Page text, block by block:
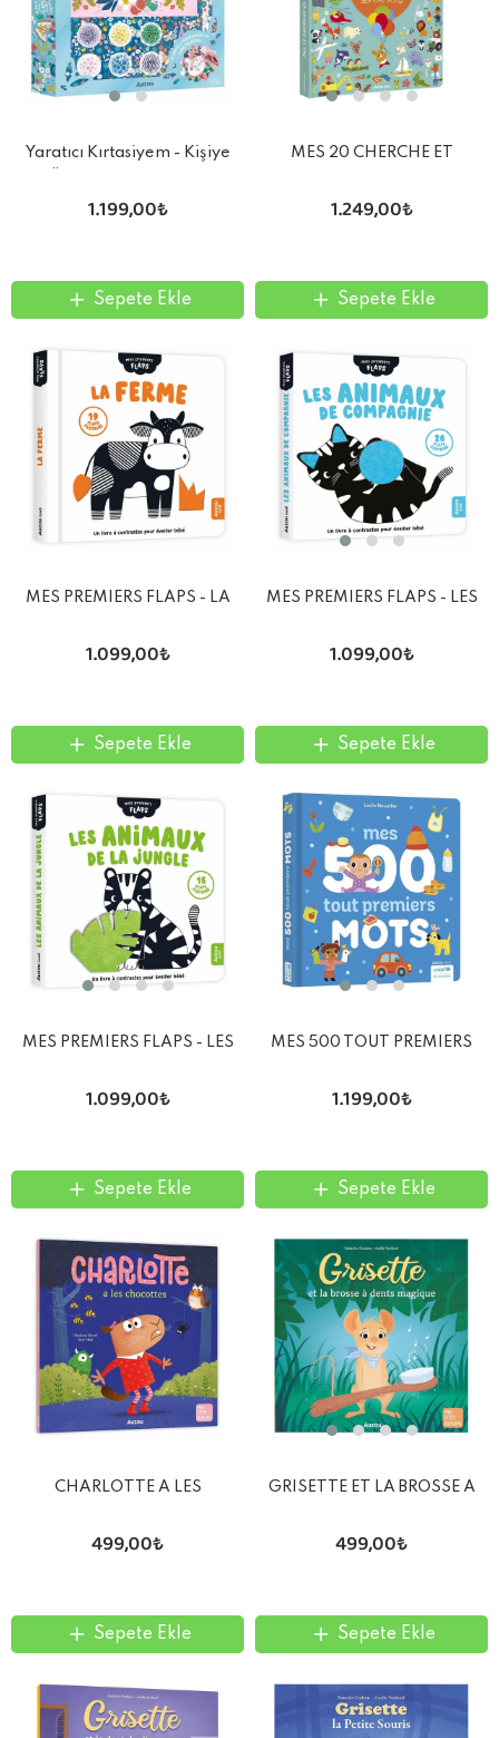
Yaratıcı Kırtasiyem - Kişiye
1.199,00₺
Sepete Ekle
MES 20 CHERCHE ET
1.249,00₺
Sepete Ekle
MES PREMIERS FLAPS - LA
1.099,00₺
Sepete Ekle
MES PREMIERS FLAPS - LES
1.099,00₺
Sepete Ekle
MES PREMIERS FLAPS - LES
1.099,00₺
Sepete Ekle
MES 500 TOUT PREMIERS
1.199,00₺
Sepete Ekle
CHARLOTTE A LES
499,00₺
Sepete Ekle
GRISETTE ET LA BROSSE A
499,00₺
Sepete Ekle